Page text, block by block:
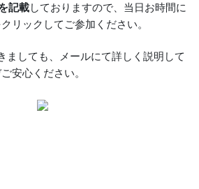
記載しておりますので、当日お時間に
リックしてご参加ください。
ましても、メールにて詳しく説明して
安心ください。